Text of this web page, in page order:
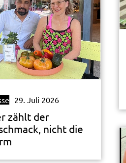
29. Juli 2026
zählt der
nicht die